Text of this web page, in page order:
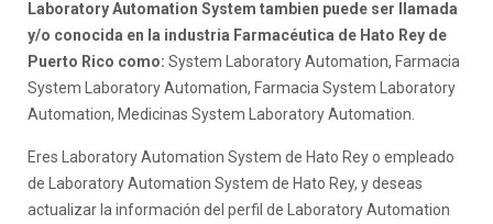
Laboratory Automation System tambien puede ser llamada
y/o conocida en la industria Farmacéutica de Hato Rey de
Puerto Rico como: System Laboratory Automation, Farmacia
System Laboratory Automation, Farmacia System Laboratory
Automation, Medicinas System Laboratory Automation.
Eres Laboratory Automation System de Hato Rey o empleado
de Laboratory Automation System de Hato Rey, y deseas
actualizar la información del perfil de Laboratory Automation